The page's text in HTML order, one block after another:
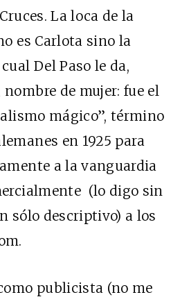
La loca de la
es Carlota sino la
Del Paso le da,
nombre de mujer: fue el
mágico”, término
en 1925 para
a la vanguardia
(lo digo sin
sólo descriptivo) a los
publicista (no me